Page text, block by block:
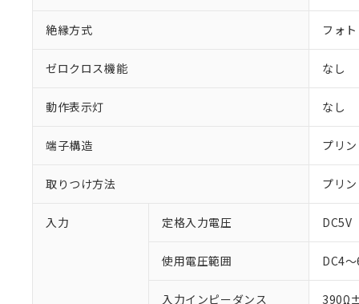
絶縁方式 フォ
ゼロクロス機能 なし
動作表示灯 なし
端子構造 プリ
取りつけ方法 プリ
入力 定格入力電圧 DC5V
使用電圧範囲 DC4
入力インピーダンス
対応済み：